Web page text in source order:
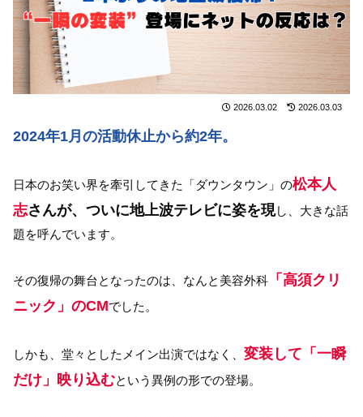
2026.03.02 2026.03.03
2024年1月の活動休止から約2年。
日本のお笑い界を牽引してきた「ダウンタウン」の松本人
志さんが、ついに地上波テレビに姿を現し、大きな話
題を呼んでいます。
その復帰の舞台となったのは、なんと美容外科 「高須クリ
ニック」のCMでした。
しかも、堂々としたメイン出演ではなく、 変装して「一瞬
だけ」映り込むという異例の形での登場。